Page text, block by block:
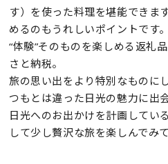
す）を使った料理を堪能できま
めるのもうれしいポイントです。
“体験”そのものを楽しめる返礼
さと納税。
旅の思い出をより特別なものに
つもとは違った日光の魅力に出
日光へのお出かけを計画してい
して少し贅沢な旅を楽しんでみ